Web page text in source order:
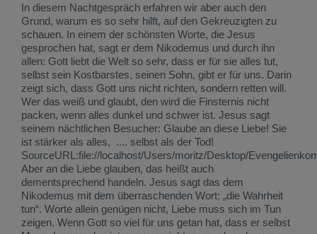
In diesem Nachtgespräch erfahren wir aber auch den
Grund, warum es so sehr hilft, auf den Gekreuzigten zu
schauen. In einem der schönsten Worte, die Jesus
gesprochen hat, sagt er dem Nikodemus und durch ihn
allen: Gott liebt die Welt so sehr, dass er für sie alles tut,
selbst sein Kostbarstes, seinen Sohn, gibt er für uns. Darin
zeigt sich, dass Gott uns nicht richten, sondern retten will.
Wer das weiß und glaubt, den wird die Finsternis nicht
packen, wenn alles dunkel und schwer ist. Jesus sagt
seinem nächtlichen Besucher: Glaube an diese Liebe! Sie
ist stärker als alles, .... selbst als der Tod!
SourceURL:file://localhost/Users/moritz/Desktop/
Aber an die Liebe glauben, das heißt auch
dementsprechend handeln. Jesus sagt das dem
Nikodemus mit dem überraschenden Wort: „die Wahrheit
tun“. Worte allein genügen nicht, Liebe muss sich im Tun
zeigen. Wenn Gott so viel für uns getan hat, dass er selbst